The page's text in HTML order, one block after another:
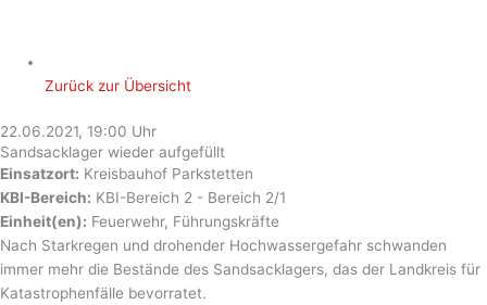
Zurück zur Übersicht
22.06.2021, 19:00 Uhr
Sandsacklager wieder aufgefüllt
Einsatzort: Kreisbauhof Parkstetten
KBI-Bereich: KBI-Bereich 2 - Bereich 2/1
Einheit(en): Feuerwehr, Führungskräfte
Nach Starkregen und drohender Hochwassergefahr schwanden
immer mehr die Bestände des Sandsacklagers, das der Landkreis für
Katastrophenfälle bevorratet.